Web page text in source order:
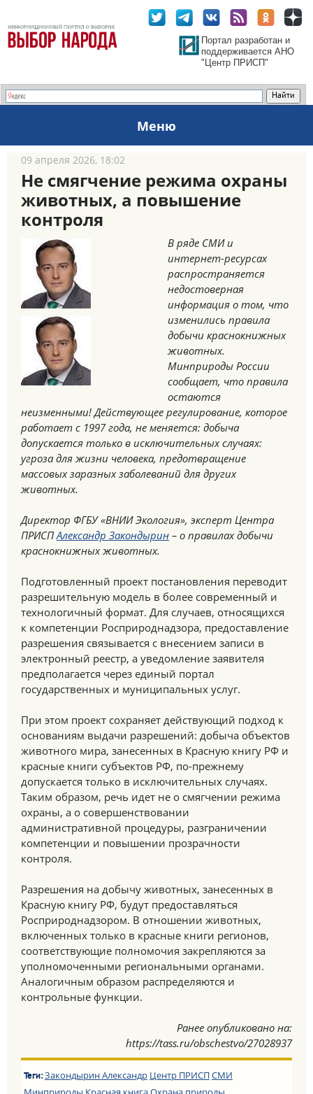
Портал разработан и
поддерживается АНО
"Центр ПРИСП"
Меню
09 апреля 2026, 18:02
Не смягчение режима охраны
животных, а повышение
контроля
В ряде СМИ и
интернет-ресурсах
распространяется
недостоверная
информация о том, что
изменились правила
добычи краснокнижных
животных.
Минприроды России
сообщает, что правила
остаются
неизменными! Действующее регулирование, которое
работает с 1997 года, не меняется: добыча
допускается только в исключительных случаях:
угроза для жизни человека, предотвращение
массовых заразных заболеваний для других
животных.
Директор ФГБУ «ВНИИ Экология», эксперт Центра
ПРИСПАлександр Закондырин – о правилах добычи
краснокнижных животных.
Подготовленный проект постановления переводит
разрешительную модель в более современный и
технологичный формат. Для случаев, относящихся
к компетенции Росприроднадзора, предоставление
разрешения связывается с внесением записи в
электронный реестр, а уведомление заявителя
предполагается через единый портал
государственных и муниципальных услуг.
При этом проект сохраняет действующий подход к
основаниям выдачи разрешений: добыча объектов
животного мира, занесенных в Красную книгу РФ и
красные книги субъектов РФ, по-прежнему
допускается только в исключительных случаях.
Таким образом, речь идет не о смягчении режима
охраны, а о совершенствовании
административной процедуры, разграничении
компетенции и повышении прозрачности
контроля.
Разрешения на добычу животных, занесенных в
Красную книгу РФ, будут предоставляться
Росприроднадзором. В отношении животных,
включенных только в красные книги регионов,
соответствующие полномочия закрепляются за
уполномоченными региональными органами.
Аналогичным образом распределяются и
контрольные функции.
Ранее опубликовано на:
https://tass.ru/obschestvo/27028937
Теги:Закондырин Александр Центр ПРИСПСМИ